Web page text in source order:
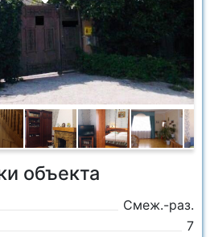
объекта
Смеж.-раз.
7